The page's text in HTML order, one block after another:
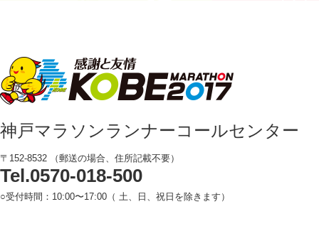
神戸マラソンランナーコールセンター
〒152-8532 （郵送の場合、住所記載不要）
Tel.0570-018-500
○受付時間：10:00〜17:00（ 土、日、祝日を除きます）